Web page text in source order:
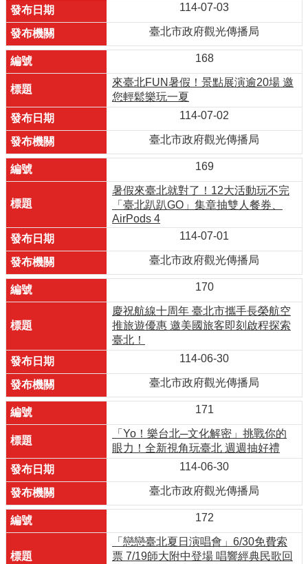
114-07-03
臺北市政府觀光傳播局
168
來臺北FUN暑假！景點展演逾20場 邀
您輕鬆樂玩一夏
114-07-02
臺北市政府觀光傳播局
169
暑假來臺北就對了！12大活動玩不完
「臺北趴趴GO」集章抽雙人餐券、
AirPods 4
114-07-01
臺北市政府觀光傳播局
170
慶祝航線十周年 臺北市攜手長榮航空
推旅遊優惠 邀美國旅客即刻啟程探索
臺北！
114-06-30
臺北市政府觀光傳播局
171
「Yo！樂台北─文化解密」挑戰你的
眼力！全新視角玩臺北 週週抽好禮
114-06-30
臺北市政府觀光傳播局
172
「戀戀臺北夏日演唱會」6/30免費索
票 7/19師大附中登場 唱響經典民歌回